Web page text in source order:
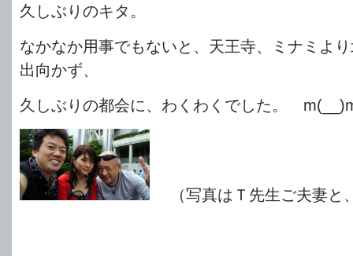
久しぶりのキタ。
なかなか用事でもないと、天王寺、ミナミよ
出向かず、
久しぶりの都会に、わくわくでした。
（写真はＴ先生ご夫妻と